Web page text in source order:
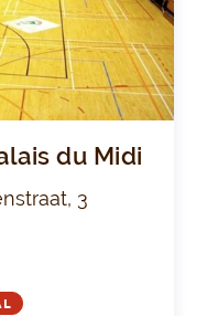
du Midi
3